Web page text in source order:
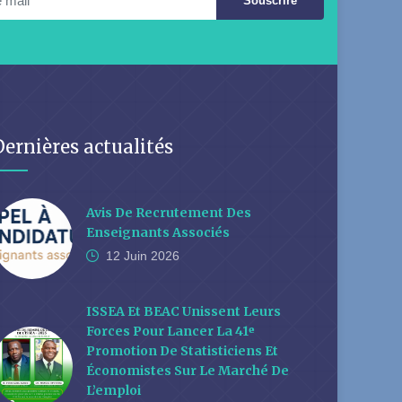
actualités
Avis De Recrutement Des
Enseignants Associés
12 Juin 2026
ISSEA Et BEAC Unissent Leurs
Forces Pour Lancer La 41ᵉ
Promotion De Statisticiens Et
Économistes Sur Le Marché De
L’emploi